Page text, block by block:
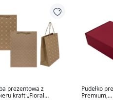
prezentowa z
kraft „Floral
Pudełko
Premium,